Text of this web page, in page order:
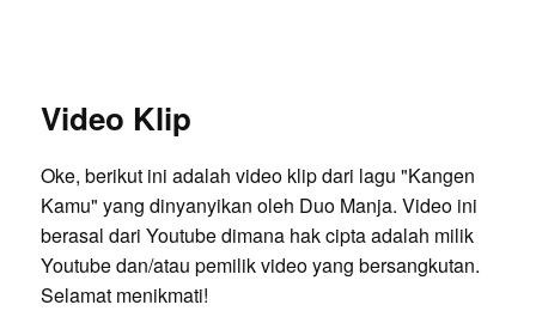
Video Klip
Oke, berikut ini adalah video klip dari lagu "Kangen
Kamu" yang dinyanyikan oleh Duo Manja. Video ini
berasal dari Youtube dimana hak cipta adalah milik
Youtube dan/atau pemilik video yang bersangkutan.
Selamat menikmati!